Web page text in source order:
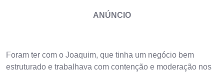
ANÚNCIO
Foram ter com o Joaquim, que tinha um negócio bem
estruturado e trabalhava com contenção e moderação nos